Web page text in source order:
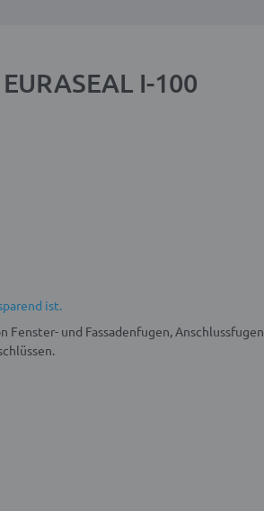
I-100
ist.
Fenster- und Fassadenfugen, Anschlussfugen